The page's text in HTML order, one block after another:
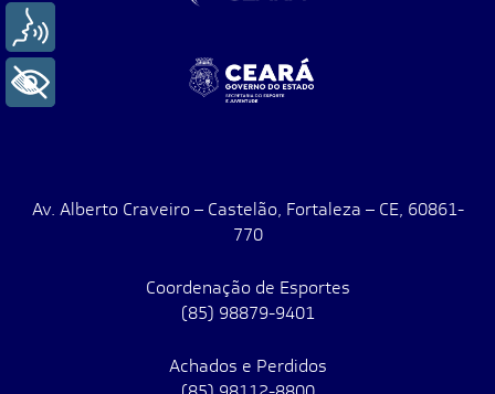
Av. Alberto Craveiro – Castelão, Fortaleza – CE, 60861-
770
Coordenação de Esportes
(85) 98879-9401
Achados e Perdidos
+ Acessibilidade